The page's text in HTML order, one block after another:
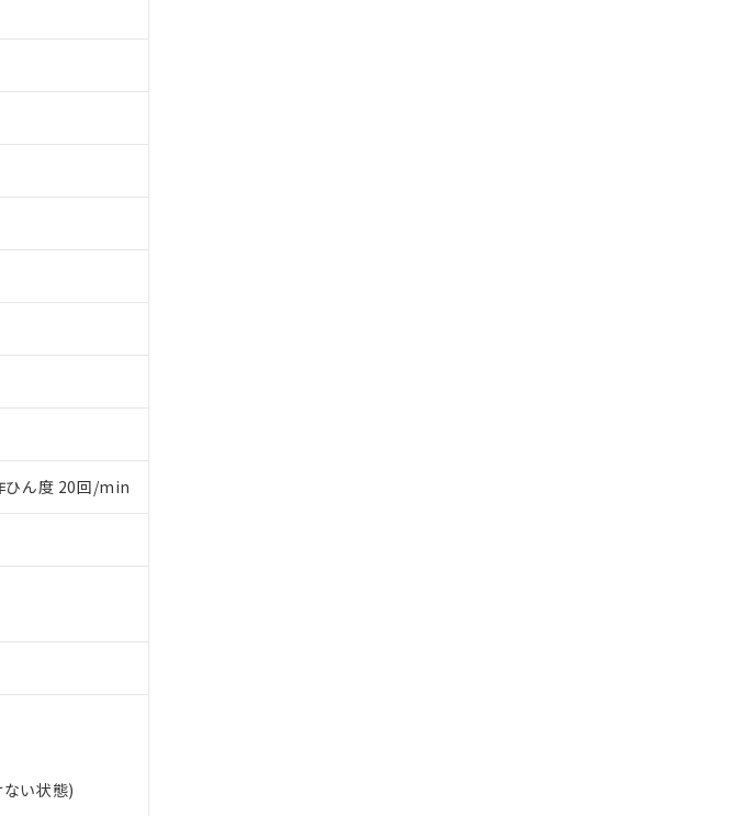
ひん度 20回/min
い状態)
い。
庫状況および標準価格(税抜)を提供させていただ
対象外となる商品もあることをご了承ください。
更新日時点での社内データに基づき作成されるも
準価格とは異なる場合があることをご了承くださ
く第三者に漏洩または開示しないようお願いしま
用いただくには、I-Webメンバーズにご登録され
製品に切り替える予定のある商品です。
応の商品で、対応品を出す予定はありません。
状況を調査中または確認中の商品です。
関係のない商品です。
含有品と判明した場合などやむを得ず変更すること
以下、
以下、ポリ臭化ジフェニルエーテル類(PBDE) 1000ppm以下、
フタル酸ブチルベンジル（BBP） 1000ppm以下、フタル酸ジブチ
下
ことがあります。
あることを示します。
ていることを示します。
さい。
、 PBDEs(ポリ臭化ジフェニルエーテル類) : 1000ppm、
、 BBP(フタル酸ブチルベンジル) : 1000ppm、
ることを示します。
国貿易法に定める商品（以下｢規制貨物等」とい
など、違法に輸出されないよう必要な手段を講じ
生物兵器またはその他武器並びにこれらの製造装
1、2および3の内容を当該第三者に通知します。
法に輸出するおそれがある場合は、取り引きをい
のお取引先、またはお客様担当のオムロン制御